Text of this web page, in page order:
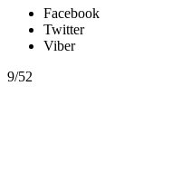
Facebook
Twitter
Viber
9/52